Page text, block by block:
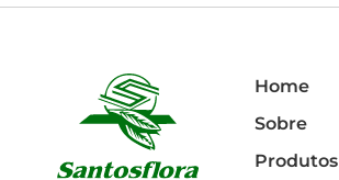
Home
Sobre
Produtos